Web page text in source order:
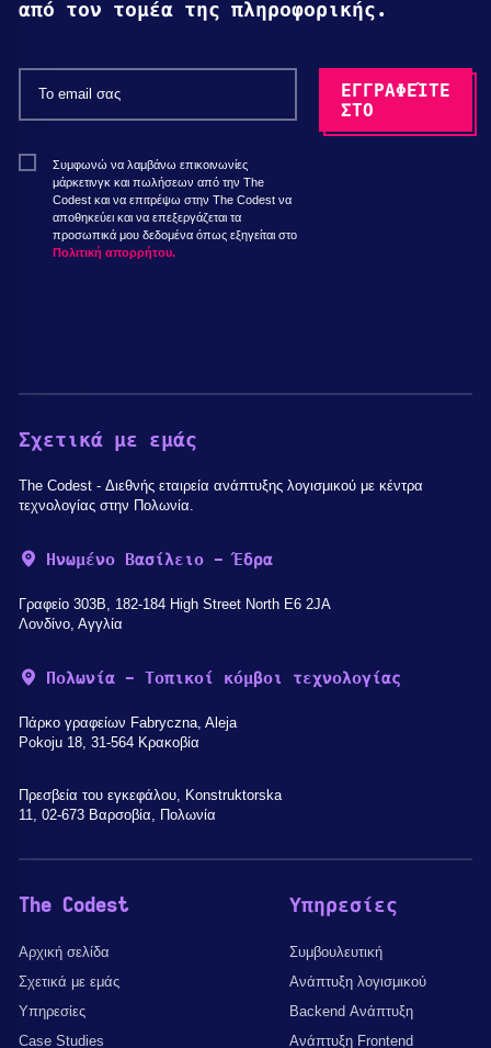
από τον τομέα της πληροφορικής.
Συμφωνώ να λαμβάνω επικοινωνίες
μάρκετινγκ και πωλήσεων από την The
Codest και να επιτρέψω στην The Codest να
αποθηκεύει και να επεξεργάζεται τα
προσωπικά μου δεδομένα όπως εξηγείται στο
Πολιτική απορρήτου.
Σχετικά με εμάς
The Codest - Διεθνής εταιρεία ανάπτυξης λογισμικού με κέντρα
τεχνολογίας στην Πολωνία.
Ηνωμένο Βασίλειο - Έδρα
Γραφείο 303B, 182-184 High Street North E6 2JA
Λονδίνο, Αγγλία
Πολωνία - Τοπικοί κόμβοι τεχνολογίας
Πάρκο γραφείων Fabryczna, Aleja
Pokoju 18, 31-564 Κρακοβία
Πρεσβεία του εγκεφάλου, Konstruktorska
11, 02-673 Βαρσοβία, Πολωνία
The Codest
Αρχική σελίδα
Σχετικά με εμάς
Υπηρεσίες
Case Studies
Υπηρεσίες
Συμβουλευτική
Ανάπτυξη λογισμικού
Backend Ανάπτυξη
Ανάπτυξη Frontend